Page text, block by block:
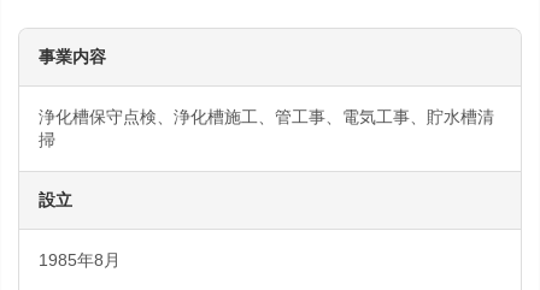
事業内容
浄化槽保守点検、浄化槽施工、管工事、電気工事、貯水槽清
掃
設立
1985年8月